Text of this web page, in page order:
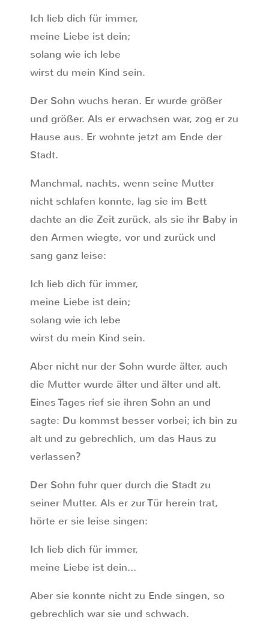
Ich lieb dich für immer,
meine Liebe ist dein;
solang wie ich lebe
wirst du mein Kind sein.
Der Sohn wuchs heran. Er wurde größer
und größer. Als er erwachsen war, zog er zu
Hause aus. Er wohnte jetzt am Ende der
Stadt.
Manchmal, nachts, wenn seine Mutter
nicht schlafen konnte, lag sie im Bett
dachte an die Zeit zurück, als sie ihr Baby in
den Armen wiegte, vor und zurück und
sang ganz leise:
Ich lieb dich für immer,
meine Liebe ist dein;
solang wie ich lebe
wirst du mein Kind sein.
Aber nicht nur der Sohn wurde älter, auch
die Mutter wurde älter und älter und alt.
Eines Tages rief sie ihren Sohn an und
sagte: Du kommst besser vorbei; ich bin zu
alt und zu gebrechlich, um das Haus zu
verlassen?
Der Sohn fuhr quer durch die Stadt zu
seiner Mutter. Als er zur Tür herein trat,
hörte er sie leise singen:
Ich lieb dich für immer,
meine Liebe ist dein…
Aber sie konnte nicht zu Ende singen, so
gebrechlich war sie und schwach.